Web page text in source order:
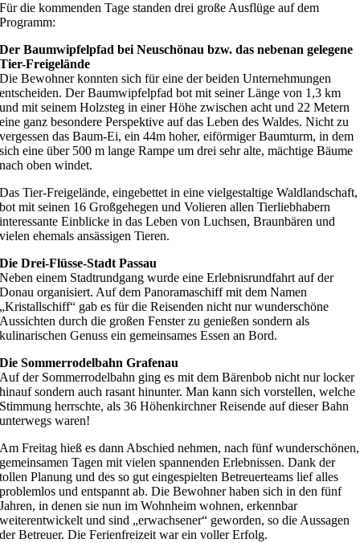
Für die kommenden Tage standen drei große Ausflüge auf dem
Programm:
Der Baumwipfelpfad bei Neuschönau bzw. das nebenan gelegene
Tier-Freigelände
Die Bewohner konnten sich für eine der beiden Unternehmungen
entscheiden. Der Baumwipfelpfad bot mit seiner Länge von 1,3 km
und mit seinem Holzsteg in einer Höhe zwischen acht und 22 Metern
eine ganz besondere Perspektive auf das Leben des Waldes. Nicht zu
vergessen das Baum-Ei, ein 44m hoher, eiförmiger Baumturm, in dem
sich eine über 500 m lange Rampe um drei sehr alte, mächtige Bäume
nach oben windet.
Das Tier-Freigelände, eingebettet in eine vielgestaltige Waldlandschaft,
bot mit seinen 16 Großgehegen und Volieren allen Tierliebhabern
interessante Einblicke in das Leben von Luchsen, Braunbären und
vielen ehemals ansässigen Tieren.
Die Drei-Flüsse-Stadt Passau
Neben einem Stadtrundgang wurde eine Erlebnisrundfahrt auf der
Donau organisiert. Auf dem Panoramaschiff mit dem Namen
„Kristallschiff“ gab es für die Reisenden nicht nur wunderschöne
Aussichten durch die großen Fenster zu genießen sondern als
kulinarischen Genuss ein gemeinsames Essen an Bord.
Die Sommerrodelbahn Grafenau
Auf der Sommerrodelbahn ging es mit dem Bärenbob nicht nur locker
hinauf sondern auch rasant hinunter. Man kann sich vorstellen, welche
Stimmung herrschte, als 36 Höhenkirchner Reisende auf dieser Bahn
unterwegs waren!
Am Freitag hieß es dann Abschied nehmen, nach fünf wunderschönen,
gemeinsamen Tagen mit vielen spannenden Erlebnissen. Dank der
tollen Planung und des so gut eingespielten Betreuerteams lief alles
problemlos und entspannt ab. Die Bewohner haben sich in den fünf
Jahren, in denen sie nun im Wohnheim wohnen, erkennbar
weiterentwickelt und sind „erwachsener“ geworden, so die Aussagen
der Betreuer. Die Ferienfreizeit war ein voller Erfolg.